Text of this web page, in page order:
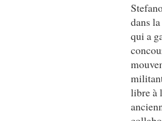
dans
qui a
libre à